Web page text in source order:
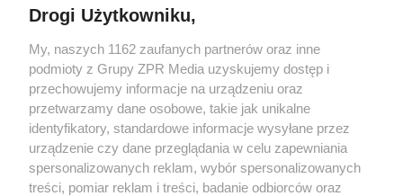
Żaden utwór zamieszczony w serwisie nie może być powielany i
rozpowszechniany lub dalej rozpowszechniany w jakikolwiek sposób (w
tym także elektroniczny lub mechaniczny) na jakimkolwiek polu
eksploatacji w jakiejkolwiek formie, włącznie z umieszczaniem w
Internecie bez pisemnej zgody właściciela praw. Jakiekolwiek użycie lub
wykorzystanie utworów w całości lub w części z naruszeniem prawa,
tzn. bez właściwej zgody, jest zabronione pod groźbą kary i może być
ścigane prawnie.
Drogi Użytkowniku,
My, naszych 1162 zaufanych partnerów oraz inne
podmioty z Grupy ZPR Media uzyskujemy dostęp i
przechowujemy informacje na urządzeniu oraz
przetwarzamy dane osobowe, takie jak unikalne
identyfikatory, standardowe informacje wysyłane przez
urządzenie czy dane przeglądania w celu zapewniania
spersonalizowanych reklam, wybór spersonalizowanych
treści, pomiar reklam i treści, badanie odbiorców oraz